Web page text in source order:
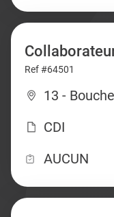
Ref #64501
13 -
CDI
AUCUN